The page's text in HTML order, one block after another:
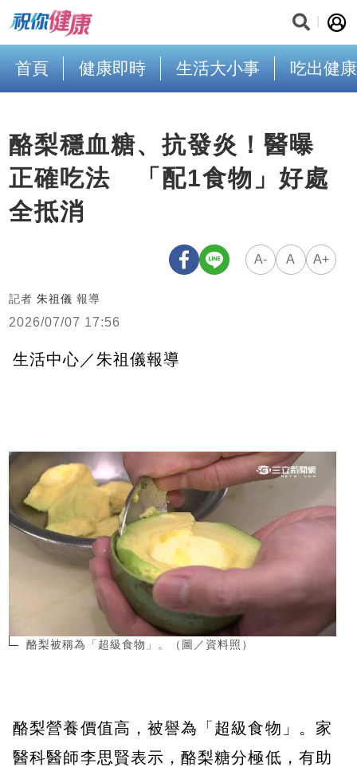
首頁 健康即時 生活大小事 吃出健康
酪梨穩血糖、抗發炎！醫曝
正確吃法 「配1食物」好處
全抵消
A- A A+
記者 朱祖儀 報導
2026/07/07 17:56
生活中心／朱祖儀報導
酪梨被稱為「超級食物」。（圖／資料照）
酪梨營養價值高，被譽為「超級食物」。家
醫科醫師李思賢表示，酪梨糖分極低，有助